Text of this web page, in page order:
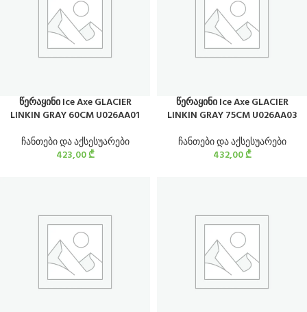
წერაყინი Ice Axe GLACIER
LINKIN GRAY 60CM U026AA01
ჩანთები და აქსესუარები
423,00₾
წერაყინი Ice Axe GLACIER
LINKIN GRAY 75CM U026AA03
ჩანთები და აქსესუარები
432,00₾